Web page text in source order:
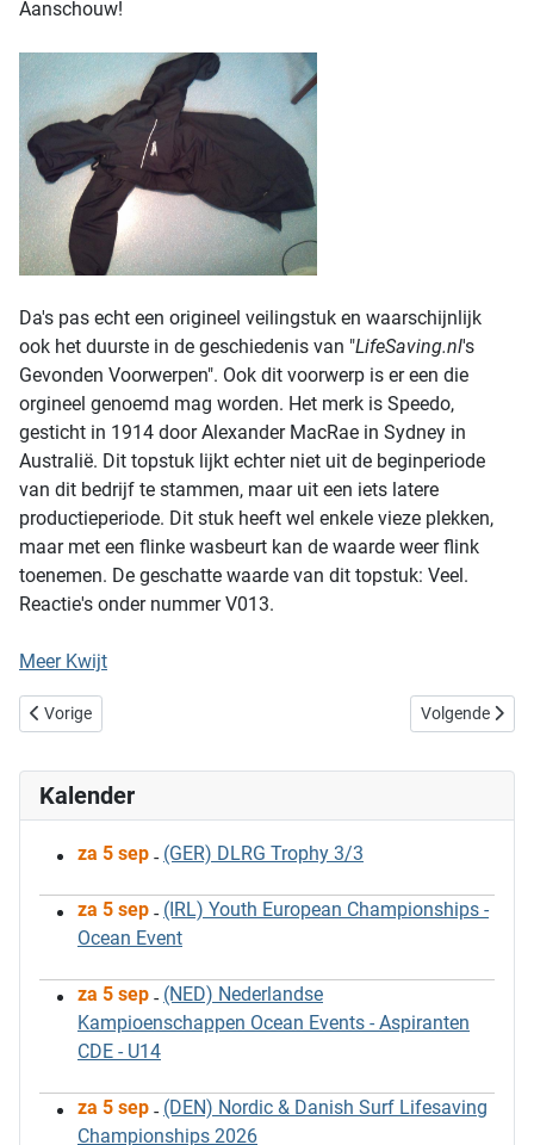
Aanschouw!
Da's pas echt een origineel veilingstuk en waarschijnlijk
ook het duurste in de geschiedenis van "LifeSaving.nl's
Gevonden Voorwerpen". Ook dit voorwerp is er een die
orgineel genoemd mag worden. Het merk is Speedo,
gesticht in 1914 door Alexander MacRae in Sydney in
Australië. Dit topstuk lijkt echter niet uit de beginperiode
van dit bedrijf te stammen, maar uit een iets latere
productieperiode. Dit stuk heeft wel enkele vieze plekken,
maar met een flinke wasbeurt kan de waarde weer flink
toenemen. De geschatte waarde van dit topstuk: Veel.
Reactie's onder nummer V013.
Meer Kwijt
Vorig artikel: Gevonden Voorwerpen - VII - De Spaanse editie
Vorige Volgende
Volgende
Kalender
za 5 sep - (GER) DLRG Trophy 3/3
za 5 sep - (IRL) Youth European Championships -
Ocean Event
za 5 sep - (NED) Nederlandse
Kampioenschappen Ocean Events - Aspiranten
CDE - U14
za 5 sep - (DEN) Nordic & Danish Surf Lifesaving
Championships 2026